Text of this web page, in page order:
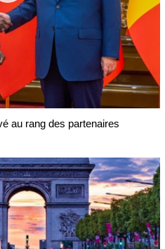
au rang des partenaires